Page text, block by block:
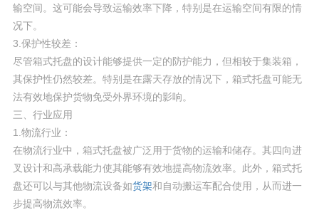
输空间。这可能会导致运输效率下降，特别是在运输空间有限的情
况下。
3.保护性较差：
尽管箱式托盘的设计能够提供一定的防护能力，但相较于集装箱，
其保护性仍然较差。特别是在露天存放的情况下，箱式托盘可能无
法有效地保护货物免受外界环境的影响。
三、行业应用
1.物流行业：
在物流行业中，箱式托盘被广泛用于货物的运输和储存。其四向进
叉设计和高承载能力使其能够有效地提高物流效率。此外，箱式托
盘还可以与其他物流设备如货架和自动搬运车配合使用，从而进一
步提高物流效率。